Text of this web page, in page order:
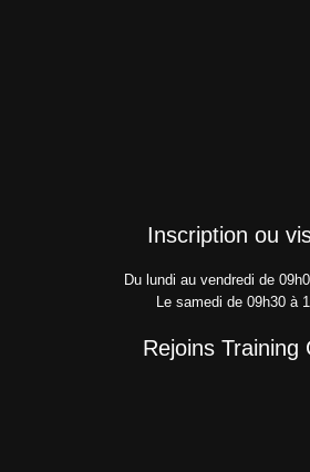
Inscription ou
Du lundi au vendredi de
Le samedi de 09h30 à
Rejoins Training